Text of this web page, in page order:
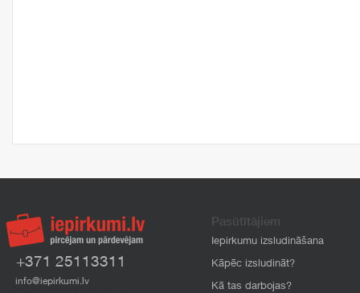
+371 25113311
info@iepirkumi.lv
Pasūtītājiem
Iepirkumu izsludināšana
Kāpēc izsludināt?
Kā tas darbojas?